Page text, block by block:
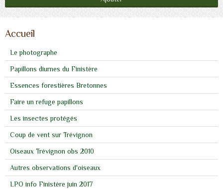
Accueil
Le photographe
Papillons diurnes du Finistère
Essences forestières Bretonnes
Faire un refuge papillons
Les insectes protégés
Coup de vent sur Trévignon
Oiseaux Trévignon obs 2010
Autres observations d'oiseaux
LPO info Finistère juin 2017